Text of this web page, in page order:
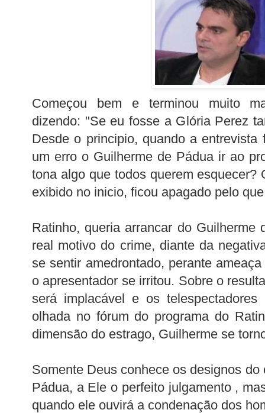
Começou bem e terminou muito
dizendo: "Se eu fosse a Glória Perez
Desde o principio, quando a entrevista
um erro o Guilherme de Pádua ir ao
tona algo que todos querem esquecer?
exibido no inicio, ficou apagado pelo
Ratinho, queria arrancar do Guilherme
real motivo do crime, diante da
se sentir amedrontado, perante
o apresentador se irritou. Sobre o
será implacável e os
olhada no fórum do programa do
dimensão do estrago, Guilherme se
Somente Deus conhece os designos
Pádua, a Ele o perfeito julgamento ,
quando ele ouvirá a condenação dos